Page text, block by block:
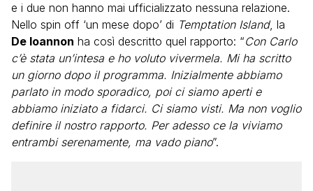
e i due non hanno mai ufficializzato nessuna relazione.
Nello spin off ‘un mese dopo’ di Temptation Island, la
De Ioannon ha così descritto quel rapporto: “Con Carlo
c’è stata un’intesa e ho voluto vivermela. Mi ha scritto
un giorno dopo il programma. Inizialmente abbiamo
parlato in modo sporadico, poi ci siamo aperti e
abbiamo iniziato a fidarci. Ci siamo visti. Ma non voglio
definire il nostro rapporto. Per adesso ce la viviamo
entrambi serenamente, ma vado piano”.